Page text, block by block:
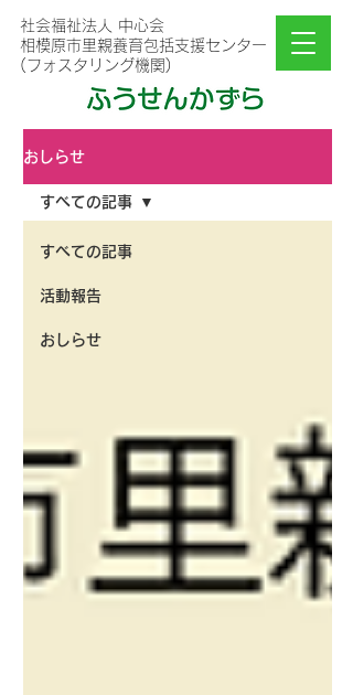
社会福祉法人 中心会
相模原市里親養育包括支援センター
(フォスタリング機関)
おしらせ
すべての記事
活動報告
おしらせ
すべての記事